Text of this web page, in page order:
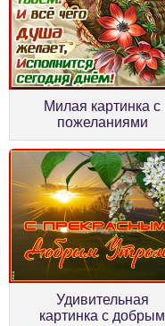
Милая картинка с
пожеланиями
Удивительная
картинка с добрым